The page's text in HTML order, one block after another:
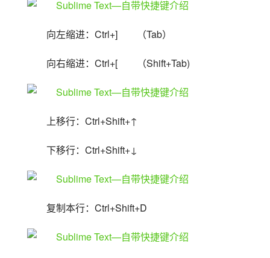
向左缩进：Ctrl+]　　（Tab）
向右缩进：Ctrl+[　　（Shift+Tab)
上移行：Ctrl+Shift+↑
下移行：Ctrl+Shift+↓
复制本行：Ctrl+Shift+D